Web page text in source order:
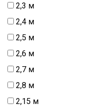
2,3 м
2,4 м
2,5 м
2,6 м
2,7 м
2,8 м
2,15 м